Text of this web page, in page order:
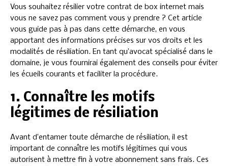
Vous souhaitez résilier votre contrat de box internet mais
vous ne savez pas comment vous y prendre ? Cet article
vous guide pas à pas dans cette démarche, en vous
apportant des informations précises sur vos droits et les
modalités de résiliation. En tant qu’avocat spécialisé dans le
domaine, je vous fournirai également des conseils pour éviter
les écueils courants et faciliter la procédure.
1. Connaître les motifs
légitimes de résiliation
Avant d’entamer toute démarche de résiliation, il est
important de connaître les motifs légitimes qui vous
autorisent à mettre fin à votre abonnement sans frais. Ces